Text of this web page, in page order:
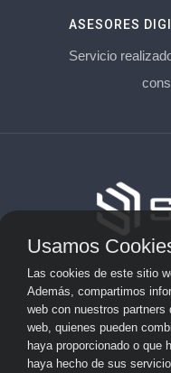
ASESORES
Servicio
Usamos
Las cookies de este sitio
Además, compartimos
web con nuestros
web, quienes pueden
haya proporcionado o que
haya hecho de sus